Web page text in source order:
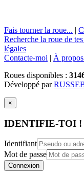
Fais tourner la roue... |
Recherche la roue de
légales
Contacte-moi | À
Roues disponibles :
Développé par
×
IDENTIFIE-TOI !
Identifiant
Mot de passe
Connexion